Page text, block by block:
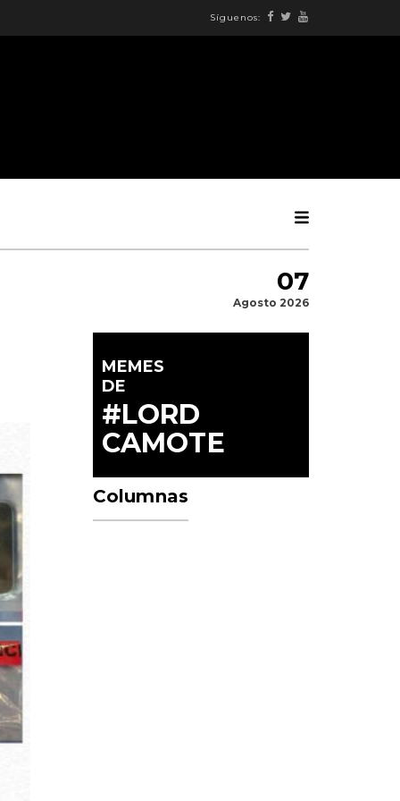
Síguenos:
07
Agosto 2026
MEMES
DE
#LORD
CAMOTE
Columnas